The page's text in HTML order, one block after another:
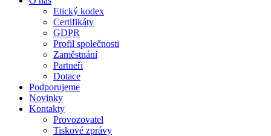
Etický kodex
Certifikáty
GDPR
Profil společnosti
Zaměstnání
Partneři
Dotace
Podporujeme
Novinky
Kontakty
Provozovatel
Tiskové zprávy